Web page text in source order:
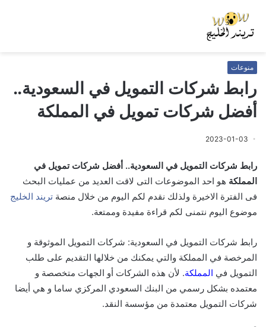
منوعات
رابط شركات التمويل في السعودية..
أفضل شركات تمويل في المملكة
2023-01-03
رابط شركات التمويل في السعودية.. أفضل شركات تمويل في
المملكة هو احد الموضوعات التى لاقت العديد من عمليات البحث
فى الفترة الاخيرة ولذلك نقدم لكم اليوم من خلال منصة تريند الخليج
موضوع اليوم نتمنى لكم قراءة مفيدة وممتعة.
رابط شركات التمويل في السعودية: شركات التمويل الموثوقة و
المرخصة في المملكة والتي يمكنك من خلالها التقديم على طلب
التمويل في المملكة. لأن هذه الشركات أو الجهات متخصصة و
معتمده بشكل رسمي من البنك السعودي المركزي ساما و هي أيضا
شركات التمويل معتمدة من مؤسسة النقد.